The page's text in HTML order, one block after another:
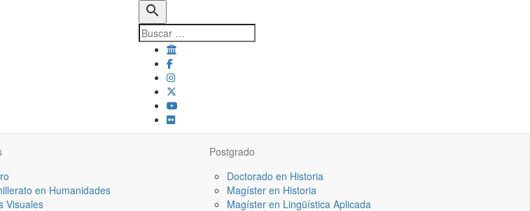
search
en Humanidades
Visuales
Postgrado
Doctorado en Historia
Magíster en Historia
Magíster en Lingüística Aplicada